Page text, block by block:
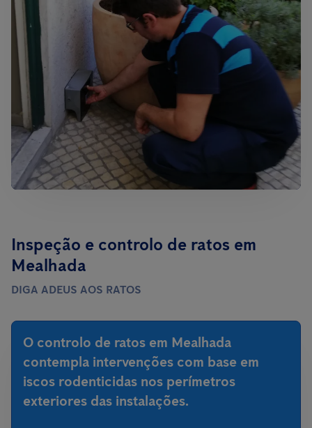
Inspeção e controlo de ratos em
Mealhada
DIGA ADEUS AOS RATOS
O controlo de ratos em Mealhada
contempla intervenções com base em
iscos rodenticidas nos perímetros
exteriores das instalações.